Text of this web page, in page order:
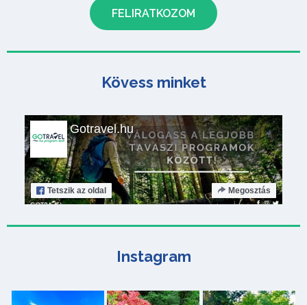
Kövess minket
Gotravel.hu
Tetszik az oldal Megosztás
Instagram